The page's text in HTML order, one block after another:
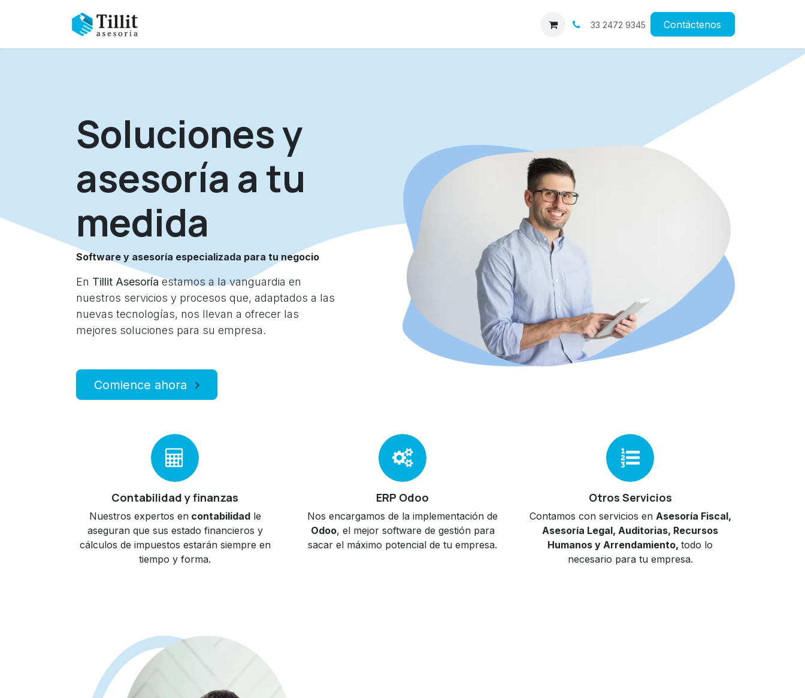
Cita 33 2472 9345 Contáctenos
Soluciones y
asesoría a tu
medida
Software y asesoría especializada para tu negocio
En Tillit Asesoría estamos a la vanguardia en
nuestros servicios y procesos que, adaptados a las
nuevas tecnologías, nos llevan a ofrecer las
mejores soluciones para su empresa.
Comience ahora
Contabilidad y finanzas
Nuestros expertos encontabilidadle
aseguran que sus estado financieros y
cálculos de impuestos estarán siempre en
tiempo y forma.
ERP Odoo
Nos encargamos de la implementación de
Odoo, el mejor software de gestión para
sacar el máximo potencial de tu empresa.
Otros Servicios
Contamos con servicios en Asesoría Fiscal,
Asesoría Legal, Auditorias, Recursos
Humanos y Arrendamiento, todo lo
necesario para tu empresa.